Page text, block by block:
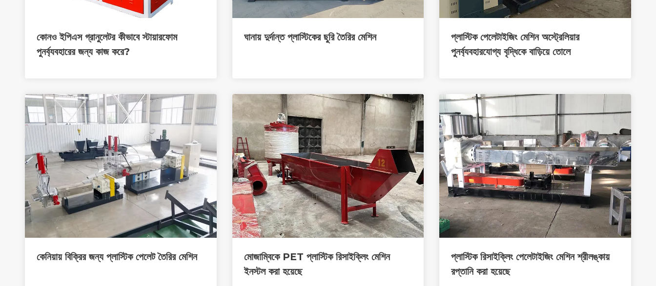
কোনও ইপিএস গ্রানুলেটর কীভাবে স্টায়ারফোম
পুনর্ব্যবহারের জন্য কাজ করে?
ঘানায় দুর্দান্ত প্লাস্টিকের ছুরি তৈরির মেশিন
প্লাস্টিক পেলেটাইজিং মেশিন অস্ট্রেলিয়ার
পুনর্ব্যবহারযোগ্য বৃদ্ধিকে বাড়িয়ে তোলে
কেনিয়ায় বিক্রির জন্য প্লাস্টিক পেলেট তৈরির মেশিন
মোজাম্বিকে PET প্লাস্টিক রিসাইক্লিং মেশিন
ইনস্টল করা হয়েছে
প্লাস্টিক রিসাইক্লিং পেলেটাইজিং মেশিন শ্রীলঙ্কায়
রপ্তানি করা হয়েছে